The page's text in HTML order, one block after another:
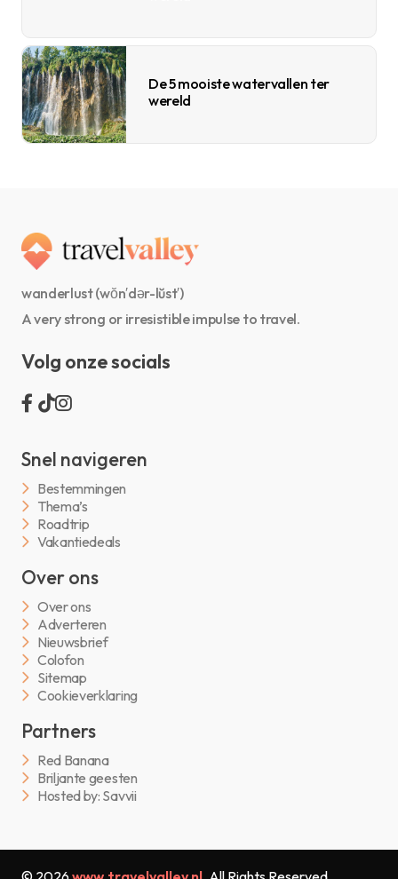
De 5 mooiste watervallen ter
wereld
wanderlust (wŏn′dər-lŭst′)
A very strong or irresistible impulse to travel.
Volg onze socials
Snel navigeren
Bestemmingen
Thema’s
Roadtrip
Vakantiedeals
Over ons
Over ons
Adverteren
Nieuwsbrief
Colofon
Sitemap
Cookieverklaring
Partners
Red Banana
Briljante geesten
Hosted by: Savvii